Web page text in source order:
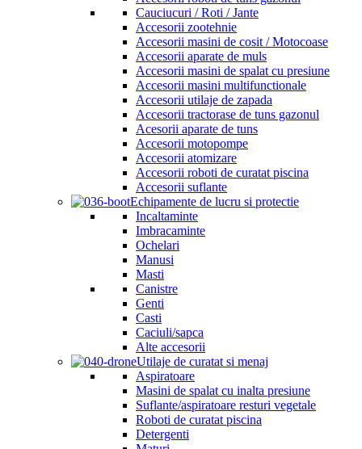
Cauciucuri / Roti / Jante
Accesorii zootehnie
Accesorii masini de cosit / Motocoase
Accesorii aparate de muls
Accesorii masini de spalat cu presiune
Accesorii masini multifunctionale
Accesorii utilaje de zapada
Accesorii tractorase de tuns gazonul
Acesorii aparate de tuns
Accesorii motopompe
Accesorii atomizare
Accesorii roboti de curatat piscina
Accesorii suflante
Echipamente de lucru si protectie
Incaltaminte
Imbracaminte
Ochelari
Manusi
Masti
Canistre
Genti
Casti
Caciuli/sapca
Alte accesorii
Utilaje de curatat si menaj
Aspiratoare
Masini de spalat cu inalta presiune
Suflante/aspiratoare resturi vegetale
Roboti de curatat piscina
Detergenti